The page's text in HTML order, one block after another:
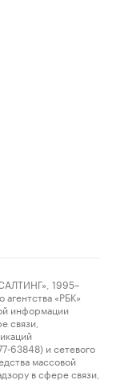
1995–
«РБК»
информации
связи,
63848) и сетевого
массовой
в сфере связи,